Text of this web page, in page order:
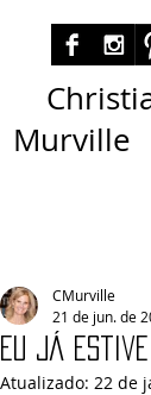
Murville
eu já estive
CMurville
21 de jun. de
Atualizado: 22 de